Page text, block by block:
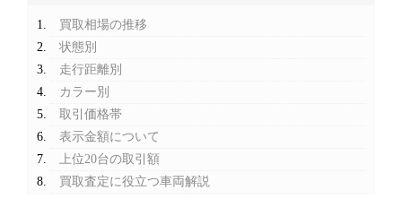
買取相場の推移
状態別
走行距離別
カラー別
取引価格帯
表示金額について
上位20台の取引額
買取査定に役立つ車両解説